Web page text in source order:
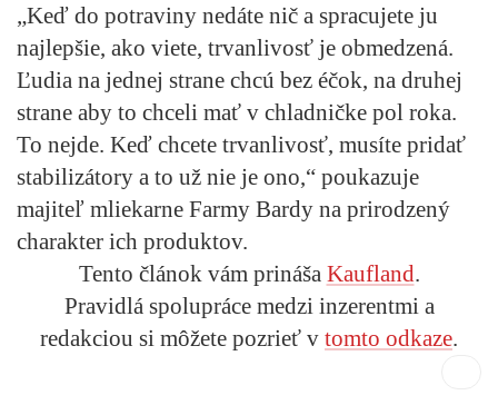
„Keď do potraviny nedáte nič a spracujete ju
najlepšie, ako viete, trvanlivosť je obmedzená.
Ľudia na jednej strane chcú bez éčok, na druhej
strane aby to chceli mať v chladničke pol roka.
To nejde. Keď chcete trvanlivosť, musíte pridať
stabilizátory a to už nie je ono,“ poukazuje
majiteľ mliekarne Farmy Bardy na prirodzený
charakter ich produktov.
Tento článok vám prináša Kaufland.
Pravidlá spolupráce medzi inzerentmi a
redakciou si môžete pozrieť v tomto odkaze.